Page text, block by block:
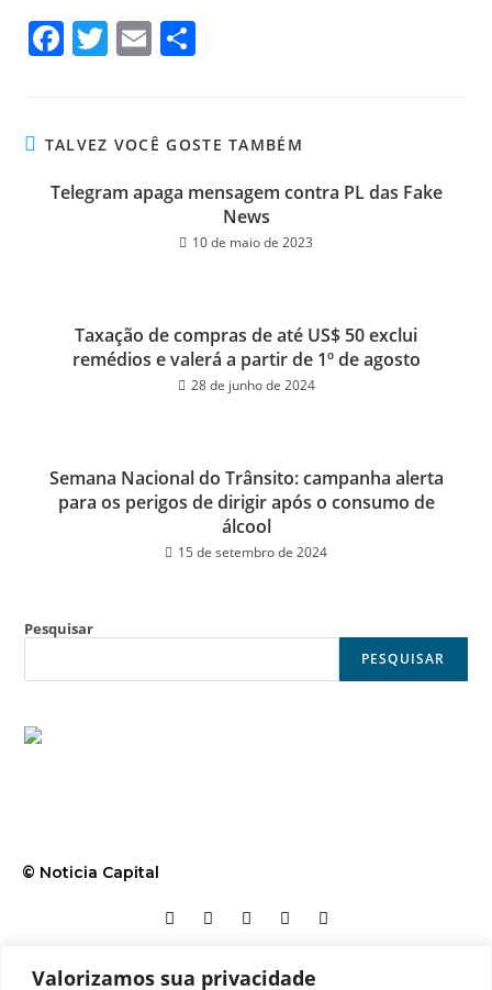
Valorizamos sua privacidade
Fa
ok
T
er
E
TALVEZ VOCÊ GOSTE TAMBÉM
Telegram apaga mensagem contra PL das Fake
News
10 de maio de 2023
Taxação de compras de até US$ 50 exclui
remédios e valerá a partir de 1º de agosto
28 de junho de 2024
Semana Nacional do Trânsito: campanha alerta
para os perigos de dirigir após o consumo de
álcool
15 de setembro de 2024
Pesquisar
PESQUISAR
© Noticia Capital
Contato Home Aviso legal Configurações de cookies